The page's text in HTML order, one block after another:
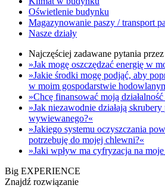
Oświetlenie budynku
Magazynowanie paszy / transport
Nasze działy
Najczęściej zadawane pytania
»Jak mogę oszczędzać energię w
»Jakie środki mogę podjąć, aby
w moim gospodarstwie
»Chcę finansować moją
»Jak niezawodnie działają
wywiewanego?«
»Jakiego systemu oczyszczania
potrzebuję do mojej chlewni?«
»Jaki wpływ ma cyfryzacja na
Big EXPERIENCE
Znajdź rozwiązanie